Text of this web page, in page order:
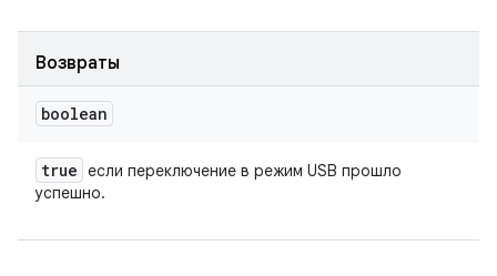
Возвраты
boolean
true если переключение в режим USB прошло
успешно.